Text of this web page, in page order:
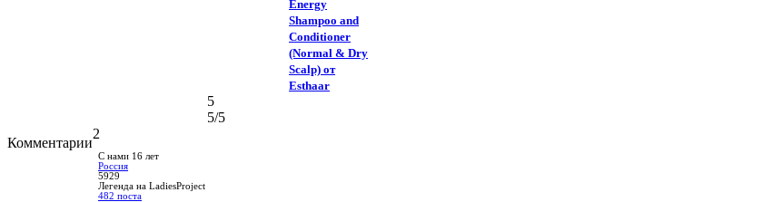
Energy
Shampoo and
Conditioner
(Normal & Dry
Scalp) от
Esthaar
5
5/5
Комментарии
2
С нами 16 лет
Россия
5929
Легенда на LadiesProject
482 поста